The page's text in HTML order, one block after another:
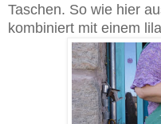
Taschen. So wie hier
kombiniert mit einem